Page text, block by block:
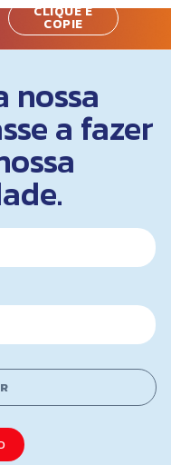
CLIQUE E
COPIE
nossa
a fazer